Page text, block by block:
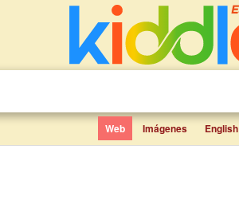
Web Imágenes English